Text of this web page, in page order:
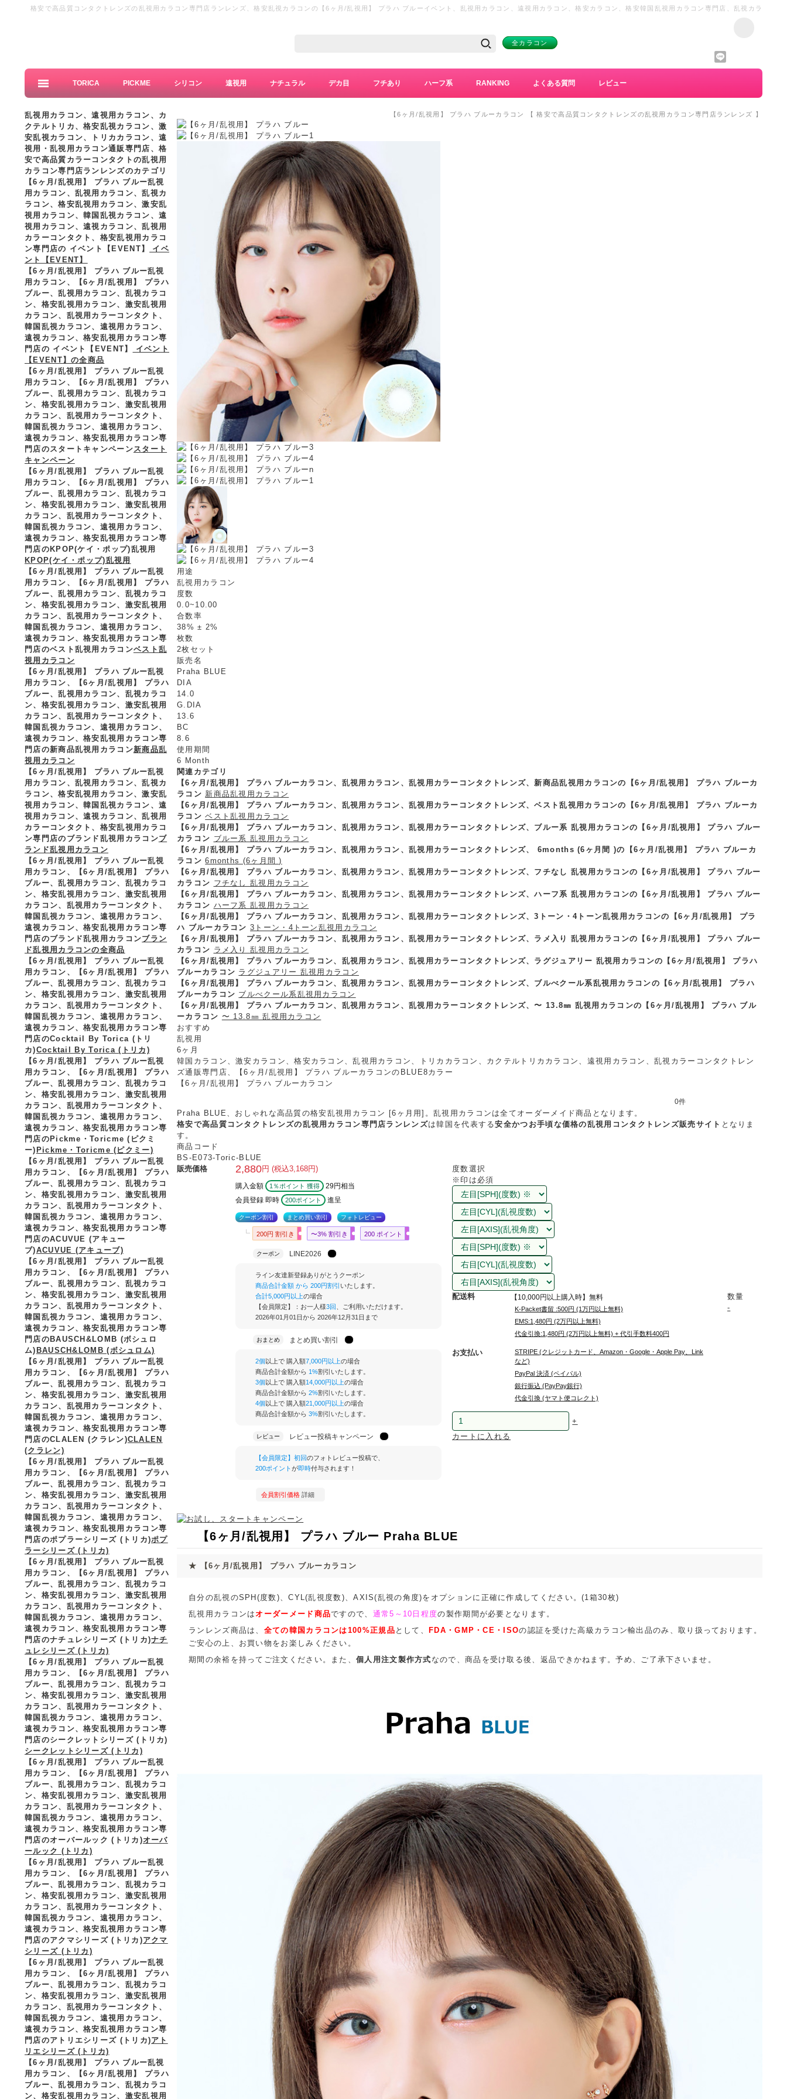
格安で高品質コンタクトレンズの乱視用カラコン専門店ランレンズ、格安乱視カラコンの【6ヶ月/乱視用】 プラハ ブルーイベント、乱視用カラコン、遠視用カラコン、格安カラコン、格安韓国乱視用カラコン専門店、乱視カラ
全カラコン
TORICA PICKME シリコン 遠視用 ナチュラル デカ目 フチあり ハーフ系 RANKING よくある質問 レビュー
乱視用カラコン、遠視用カラコン、カ
クテルトリカ、格安乱視カラコン、激
安乱視カラコン、トリカカラコン、遠
視用・乱視用カラコン通販専門店、格
安で高品質カラーコンタクトの乱視用
カラコン専門店ランレンズのカテゴリ
【6ヶ月/乱視用】 プラハ ブルー乱視
用カラコン、 乱視用カラコン、乱視カ
ラコン、格安乱視用カラコン、激安乱
視用カラコン、韓国乱視カラコン、遠
視用カラコン、遠視カラコン、乱視用
カラーコンタクト、格安乱視用カラコ
ン専門店の イベント【EVENT】
イベ
ント【EVENT】
【6ヶ月/乱視用】 プラハ ブルー乱視
用カラコン、
【6ヶ月/乱視用】 プラハ
ブルー、乱視用カラコン、乱視カラコ
ン、格安乱視用カラコン、激安乱視用
カラコン、乱視用カラーコンタクト、
韓国乱視カラコン、遠視用カラコン、
遠視カラコン、格安乱視用カラコン専
門店の イベント【EVENT】
イベント
【EVENT】の全商品
【6ヶ月/乱視用】 プラハ ブルー乱視
用カラコン、
【6ヶ月/乱視用】 プラハ
ブルー、乱視用カラコン、乱視カラコ
ン、格安乱視用カラコン、激安乱視用
カラコン、乱視用カラーコンタクト、
韓国乱視カラコン、遠視用カラコン、
遠視カラコン、格安乱視用カラコン専
門店のスタートキャンペーンスタート
キャンペーン
【6ヶ月/乱視用】 プラハ ブルー乱視
用カラコン、
【6ヶ月/乱視用】 プラハ
ブルー、乱視用カラコン、乱視カラコ
ン、格安乱視用カラコン、激安乱視用
カラコン、乱視用カラーコンタクト、
韓国乱視カラコン、遠視用カラコン、
遠視カラコン、格安乱視用カラコン専
門店のKPOP(ケイ・ポップ)乱視用
KPOP(ケイ・ポップ)乱視用
【6ヶ月/乱視用】 プラハ ブルー乱視
用カラコン、
【6ヶ月/乱視用】 プラハ
ブルー、乱視用カラコン、乱視カラコ
ン、格安乱視用カラコン、激安乱視用
カラコン、乱視用カラーコンタクト、
韓国乱視カラコン、遠視用カラコン、
遠視カラコン、格安乱視用カラコン専
門店のベスト乱視用カラコンベスト乱
視用カラコン
【6ヶ月/乱視用】 プラハ ブルー乱視
用カラコン、
【6ヶ月/乱視用】 プラハ
ブルー、乱視用カラコン、乱視カラコ
ン、格安乱視用カラコン、激安乱視用
カラコン、乱視用カラーコンタクト、
韓国乱視カラコン、遠視用カラコン、
遠視カラコン、格安乱視用カラコン専
門店の新商品乱視用カラコン新商品乱
視用カラコン
【6ヶ月/乱視用】 プラハ ブルー乱視
用カラコン、 乱視用カラコン、乱視カ
ラコン、格安乱視用カラコン、激安乱
視用カラコン、韓国乱視カラコン、遠
視用カラコン、遠視カラコン、乱視用
カラーコンタクト、格安乱視用カラコ
ン専門店のブランド乱視用カラコンブ
ランド乱視用カラコン
【6ヶ月/乱視用】 プラハ ブルー乱視
用カラコン、
【6ヶ月/乱視用】 プラハ
ブルー、乱視用カラコン、乱視カラコ
ン、格安乱視用カラコン、激安乱視用
カラコン、乱視用カラーコンタクト、
韓国乱視カラコン、遠視用カラコン、
遠視カラコン、格安乱視用カラコン専
門店のブランド乱視用カラコンブラン
ド乱視用カラコンの全商品
【6ヶ月/乱視用】 プラハ ブルー乱視
用カラコン、
【6ヶ月/乱視用】 プラハ
ブルー、乱視用カラコン、乱視カラコ
ン、格安乱視用カラコン、激安乱視用
カラコン、乱視用カラーコンタクト、
韓国乱視カラコン、遠視用カラコン、
遠視カラコン、格安乱視用カラコン専
門店のCocktail By Torica (トリ
カ)Cocktail By Torica (トリカ)
【6ヶ月/乱視用】 プラハ ブルー乱視
用カラコン、
【6ヶ月/乱視用】 プラハ
ブルー、乱視用カラコン、乱視カラコ
ン、格安乱視用カラコン、激安乱視用
カラコン、乱視用カラーコンタクト、
韓国乱視カラコン、遠視用カラコン、
遠視カラコン、格安乱視用カラコン専
門店のPickme・Toricme (ピクミ
ー) Pickme・Toricme (ピクミー)
【6ヶ月/乱視用】 プラハ ブルー乱視
用カラコン、
【6ヶ月/乱視用】 プラハ
ブルー、乱視用カラコン、乱視カラコ
ン、格安乱視用カラコン、激安乱視用
カラコン、乱視用カラーコンタクト、
韓国乱視カラコン、遠視用カラコン、
遠視カラコン、格安乱視用カラコン専
門店のACUVUE (アキュー
ブ)ACUVUE (アキューブ)
【6ヶ月/乱視用】 プラハ ブルー乱視
用カラコン、
【6ヶ月/乱視用】 プラハ
ブルー、乱視用カラコン、乱視カラコ
ン、格安乱視用カラコン、激安乱視用
カラコン、乱視用カラーコンタクト、
韓国乱視カラコン、遠視用カラコン、
遠視カラコン、格安乱視用カラコン専
門店のBAUSCH&LOMB (ボシュロ
ム) BAUSCH&LOMB (ボシュロム)
【6ヶ月/乱視用】 プラハ ブルー乱視
用カラコン、
【6ヶ月/乱視用】 プラハ
ブルー、乱視用カラコン、乱視カラコ
ン、格安乱視用カラコン、激安乱視用
カラコン、乱視用カラーコンタクト、
韓国乱視カラコン、遠視用カラコン、
遠視カラコン、格安乱視用カラコン専
門店のCLALEN (クラレン)CLALEN
(クラレン)
【6ヶ月/乱視用】 プラハ ブルー乱視
用カラコン、
【6ヶ月/乱視用】 プラハ
ブルー、乱視用カラコン、乱視カラコ
ン、格安乱視用カラコン、激安乱視用
カラコン、乱視用カラーコンタクト、
韓国乱視カラコン、遠視用カラコン、
遠視カラコン、格安乱視用カラコン専
門店のポプラーシリーズ (トリカ)ポプ
ラーシリーズ (トリカ)
【6ヶ月/乱視用】 プラハ ブルー乱視
用カラコン、
【6ヶ月/乱視用】 プラハ
ブルー、乱視用カラコン、乱視カラコ
ン、格安乱視用カラコン、激安乱視用
カラコン、乱視用カラーコンタクト、
韓国乱視カラコン、遠視用カラコン、
遠視カラコン、格安乱視用カラコン専
門店のナチュレシリーズ (トリカ)ナチ
ュレシリーズ (トリカ)
【6ヶ月/乱視用】 プラハ ブルー乱視
用カラコン、
【6ヶ月/乱視用】 プラハ
ブルー、乱視用カラコン、乱視カラコ
ン、格安乱視用カラコン、激安乱視用
カラコン、乱視用カラーコンタクト、
韓国乱視カラコン、遠視用カラコン、
遠視カラコン、格安乱視用カラコン専
門店のシークレットシリーズ (トリカ)
シークレットシリーズ (トリカ)
【6ヶ月/乱視用】 プラハ ブルー乱視
用カラコン、
【6ヶ月/乱視用】 プラハ
ブルー、乱視用カラコン、乱視カラコ
ン、格安乱視用カラコン、激安乱視用
カラコン、乱視用カラーコンタクト、
韓国乱視カラコン、遠視用カラコン、
遠視カラコン、格安乱視用カラコン専
門店のオーバールック (トリカ)オーバ
ールック (トリカ)
【6ヶ月/乱視用】 プラハ ブルー乱視
用カラコン、
【6ヶ月/乱視用】 プラハ
ブルー、乱視用カラコン、乱視カラコ
ン、格安乱視用カラコン、激安乱視用
カラコン、乱視用カラーコンタクト、
韓国乱視カラコン、遠視用カラコン、
遠視カラコン、格安乱視用カラコン専
門店のアクマシリーズ (トリカ)アクマ
シリーズ (トリカ)
【6ヶ月/乱視用】 プラハ ブルー乱視
用カラコン、
【6ヶ月/乱視用】 プラハ
ブルー、乱視用カラコン、乱視カラコ
ン、格安乱視用カラコン、激安乱視用
カラコン、乱視用カラーコンタクト、
韓国乱視カラコン、遠視用カラコン、
遠視カラコン、格安乱視用カラコン専
門店のアトリエシリーズ (トリカ)アト
リエシリーズ (トリカ)
【6ヶ月/乱視用】 プラハ ブルー乱視
用カラコン、
【6ヶ月/乱視用】 プラハ
ブルー、乱視用カラコン、乱視カラコ
ン、格安乱視用カラコン、激安乱視用
【6ヶ月/乱視用】 プラハ ブルーカラコン 【 格安で高品質コンタクトレンズの乱視用カラコン専門店ランレンズ 】
用途
乱視用カラコン
度数
0.0~10.00
合数率
38% ± 2%
枚数
2枚セット
販売名
Praha BLUE
DIA
14.0
G.DIA
13.6
BC
8.6
使用期間
6 Month
関連カテゴリ
【6ヶ月/乱視用】 プラハ ブルーカラコン、乱視用カラコン、乱視用カラーコンタクトレンズ、新商品乱視用カラコンの【6ヶ月/乱視用】 プラハ ブルーカ
ラコン 新商品乱視用カラコン
【6ヶ月/乱視用】 プラハ ブルーカラコン、乱視用カラコン、乱視用カラーコンタクトレンズ、ベスト乱視用カラコンの【6ヶ月/乱視用】 プラハ ブルーカ
ラコン ベスト乱視用カラコン
【6ヶ月/乱視用】 プラハ ブルーカラコン、乱視用カラコン、乱視用カラーコンタクトレンズ、ブルー系 乱視用カラコンの【6ヶ月/乱視用】 プラハ ブルー
カラコン ブルー系 乱視用カラコン
【6ヶ月/乱視用】 プラハ ブルーカラコン、乱視用カラコン、乱視用カラーコンタクトレンズ、 6months (6ヶ月間 )の【6ヶ月/乱視用】 プラハ ブルーカ
ラコン 6months (6ヶ月間 )
【6ヶ月/乱視用】 プラハ ブルーカラコン、乱視用カラコン、乱視用カラーコンタクトレンズ、フチなし 乱視用カラコンの【6ヶ月/乱視用】 プラハ ブルー
カラコン フチなし 乱視用カラコン
【6ヶ月/乱視用】 プラハ ブルーカラコン、乱視用カラコン、乱視用カラーコンタクトレンズ、ハーフ系 乱視用カラコンの【6ヶ月/乱視用】 プラハ ブルー
カラコン ハーフ系 乱視用カラコン
【6ヶ月/乱視用】 プラハ ブルーカラコン、乱視用カラコン、乱視用カラーコンタクトレンズ、3トーン・4トーン乱視用カラコンの【6ヶ月/乱視用】 プラ
ハ ブルーカラコン 3トーン・4トーン乱視用カラコン
【6ヶ月/乱視用】 プラハ ブルーカラコン、乱視用カラコン、乱視用カラーコンタクトレンズ、ラメ入り 乱視用カラコンの【6ヶ月/乱視用】 プラハ ブルー
カラコン ラメ入り 乱視用カラコン
【6ヶ月/乱視用】 プラハ ブルーカラコン、乱視用カラコン、乱視用カラーコンタクトレンズ、ラグジュアリー 乱視用カラコンの【6ヶ月/乱視用】 プラハ
ブルーカラコン ラグジュアリー 乱視用カラコン
【6ヶ月/乱視用】 プラハ ブルーカラコン、乱視用カラコン、乱視用カラーコンタクトレンズ、ブルべクール系乱視用カラコンの【6ヶ月/乱視用】 プラハ
ブルーカラコン ブルべクール系乱視用カラコン
【6ヶ月/乱視用】 プラハ ブルーカラコン、乱視用カラコン、乱視用カラーコンタクトレンズ、〜 13.8㎜ 乱視用カラコンの【6ヶ月/乱視用】 プラハ ブル
ーカラコン 〜 13.8㎜ 乱視用カラコン
おすすめ
乱視用
6ヶ月
韓国カラコン、激安カラコン、格安カラコン、乱視用カラコン、トリカカラコン、カクテルトリカカラコン、遠視用カラコン、乱視カラーコンタクトレン
ズ通販専門店、【6ヶ月/乱視用】 プラハ ブルーカラコンのBLUE8カラー
【6ヶ月/乱視用】 プラハ ブルーカラコン
0件
Praha BLUE、おしゃれな高品質の格安乱視用カラコン [6ヶ月用]。乱視用カラコンは全てオーダーメイド商品となります。
格安で高品質コンタクトレンズの乱視用カラコン専門店ランレンズは韓国を代表する安全かつお手頃な価格の乱視用コンタクトレンズ販売サイト となりま
す。
商品コード
BS-E073-Toric-BLUE
販売価格
2,880円 (税込3,168円)
購入金額 1％ポイント 獲得
29円相当
会員登録 即時
200ポイント 進呈
クーポン割引 まとめ買い割引 フォトレビュー
200円 割引き 〜3% 割引き 200 ポイント
クーポン LINE2026
ライン友達新登録ありがとうクーポン
商品合計金額 から 200円割引 いたします。
合計5,000円以上の場合
【会員限定】：お一人様3回
、ご利用いただけます。
2026年01月01日から 2026年12月31日まで
おまとめ まとめ買い割引
2個以上で 購入額7,000円以上の場合
商品合計金額から 1%割引いたします。
3個以上で 購入額14,000円以上の場合
商品合計金額から2%割引いたします。
4個以上で 購入額21,000円以上の場合
商品合計金額から3%割引いたします。
レビュー レビュー投稿キャンペーン
【会員限定】初回のフォトレビュー投稿で、
200ポイントが即時付与されます！
会員割引価格詳細
度数選択
※印は必須
配送料 【10,000円以上購入時】無料
K-Packet書留 :500円 (1万円以上無料)
EMS:1,480円 (2万円以上無料)
代金引換:1,480円 (2万円以上無料) + 代引手数料400円
お支払い
STRIPE (クレジットカード、Amazon・Google・Apple Pay、Link
など)
PayPal 決済 (ペイパル)
銀行振込 (PayPay銀行)
代金引換 (ヤマト便コレクト)
数量
-
+
カートに入れる
【6ヶ月/乱視用】 プラハ ブルー Praha BLUE
★ 【6ヶ月/乱視用】 プラハ ブルーカラコン
自分の乱視のSPH(度数)、CYL(乱視度数)、AXIS(乱視の角度)をオプションに正確に作成してください。(1箱30枚)
乱視用カラコンはオーダーメード商品ですので、 通常5～10日程度の製作期間が必要となります。
ランレンズ商品は、 全ての韓国カラコンは100%正規品 として、 FDA・GMP・CE・ISOの認証を受けた高級カラコン輸出品のみ、取り扱っております。
ご安心の上、お買い物をお楽しみください。
期間の余裕を持ってご注文ください。また、 個人用注文製作方式 なので、商品を受け取る後、返品できかねます。予め、ご了承下さいませ。